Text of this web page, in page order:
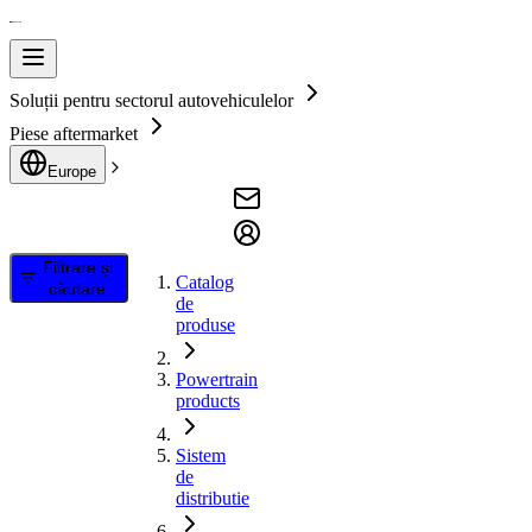
Soluții pentru sectorul autovehiculelor
Piese aftermarket
Europe
Filtrare și
căutare
Catalog
de
produse
Powertrain
products
Sistem
de
distributie